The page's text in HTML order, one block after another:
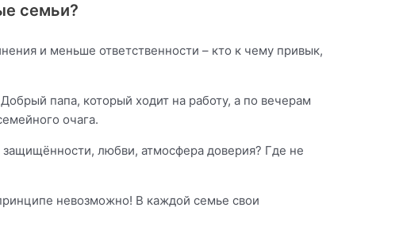
семьи?
и меньше ответственности – кто к чему привык,
папа, который ходит на работу, а по вечерам
очага.
любви, атмосфера доверия? Где не
невозможно! В каждой семье свои